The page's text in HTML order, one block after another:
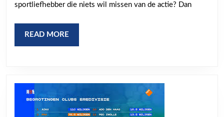
sportliefhebber die niets wil missen van de actie? Dan
READ MORE
MORE